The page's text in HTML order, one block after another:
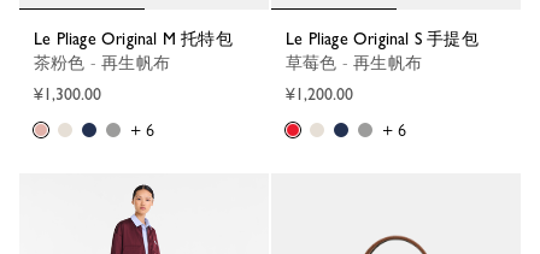
Le Pliage Original M 托特包
茶粉色 - 再生帆布
¥1,300.00
+ 6
Le Pliage Original S 手提包
草莓色 - 再生帆布
¥1,200.00
+ 6